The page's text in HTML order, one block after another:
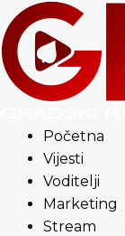
content
Preskoči
na
sadržaj
Početna
Vijesti
Voditelji
Marketing
Stream